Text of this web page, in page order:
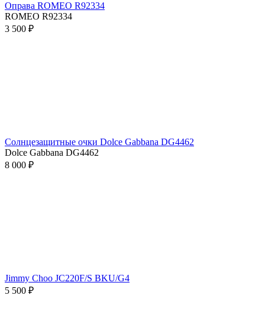
Оправа ROMEO R92334
ROMEO R92334
3 500 ₽
Солнцезащитные очки Dolce Gabbana DG4462
Dolce Gabbana DG4462
8 000 ₽
Jimmy Choo JC220F/S BKU/G4
5 500 ₽